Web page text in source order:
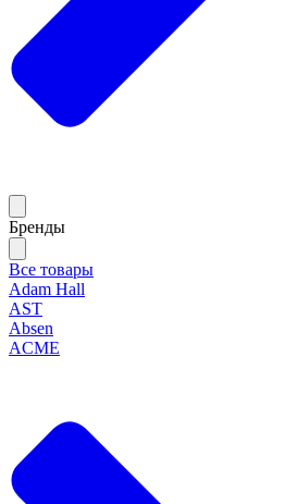
Бренды
Все товары
Adam Hall
AST
Absen
ACME